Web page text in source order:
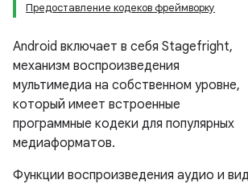
Предоставление кодеков фреймворку
Android включает в себя Stagefright,
механизм воспроизведения
мультимедиа на собственном уровне,
который имеет встроенные
программные кодеки для популярных
медиаформатов.
Функции воспроизведения аудио и